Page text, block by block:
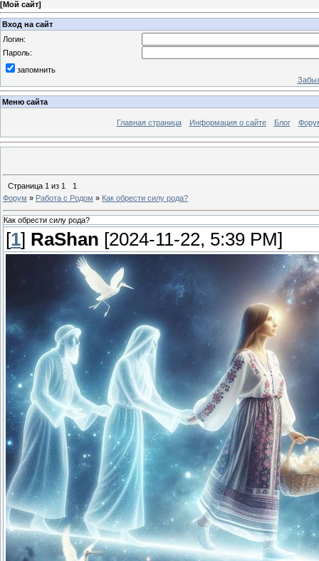
[Мой сайт]
Вход на сайт
Логин:
Пароль:
запомнить
Меню сайта
Главная страница Информация о сайте Блог
Страница 1 из 1
1
Форум » Работа с Родом » Как обрести силу рода?
Как обрести силу рода?
[1] RaShan [2024-11-22, 5:39 PM]